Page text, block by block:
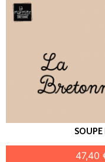
47,40